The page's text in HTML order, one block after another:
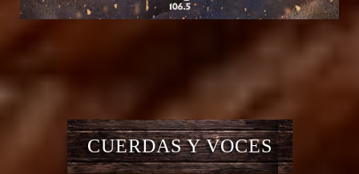
CUERDAS Y VOCES